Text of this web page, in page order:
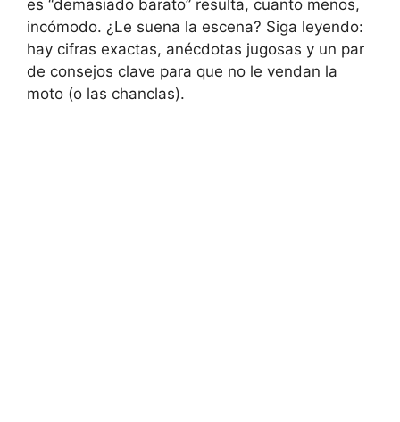
es “demasiado barato” resulta, cuanto menos,
incómodo. ¿Le suena la escena? Siga leyendo:
hay cifras exactas, anécdotas jugosas y un par
de consejos clave para que no le vendan la
moto (o las chanclas).